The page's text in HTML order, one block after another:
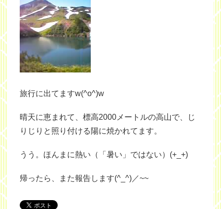
旅行に出てますw(^o^)w
晴天に恵まれて、標高2000メートルの高山で、じ
りじりと照り付ける陽に焼かれてます。
うう。ほんまに熱い（「暑い」ではない）(+_+)
帰ったら、また報告します(^_^)／~~